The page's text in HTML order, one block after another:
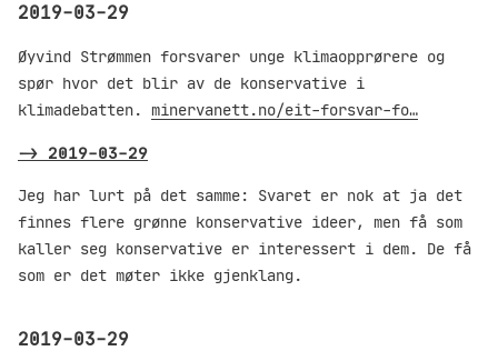
2019-03-29
Øyvind Strømmen forsvarer unge klimaopprørere og
spør hvor det blir av de konservative i
klimadebatten. minervanett.no/eit-forsvar-fo…
-> 2019-03-29
Jeg har lurt på det samme: Svaret er nok at ja det
finnes flere grønne konservative ideer, men få som
kaller seg konservative er interessert i dem. De få
som er det møter ikke gjenklang.
2019-03-29